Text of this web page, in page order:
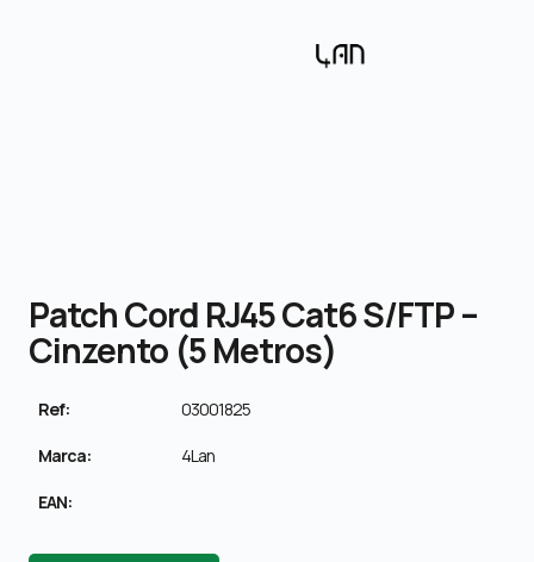
Patch Cord RJ45 Cat6 S/FTP –
Cinzento (5 Metros)
Ref: 03001825
Marca: 4Lan
EAN: